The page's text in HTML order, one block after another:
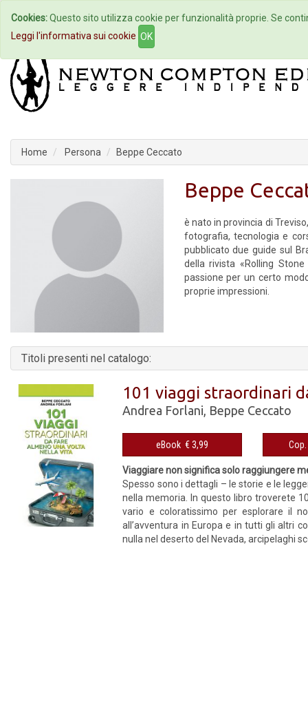
Home Autori Eventi
Home Persona Beppe Ceccato
Beppe
è nato in provincia di
fotografia, tecnologia e
pubblicato due guide sul
della rivista «Rolling
passione per un certo
proprie impressioni.
Titoli presenti nel catalogo:
101 viaggi straordinari
Andrea Forlani Beppe Ceccato
eBook € 3,99
Viaggiare non significa solo raggiungere
Spesso sono i dettagli – le storie e le
nella memoria. In questo libro troverete
vario e coloratissimo per esplorare il
all’avventura in Europa e in tutti gli altri
nulla nel deserto del Nevada, arcipelaghi
Cookies:Questo sito utilizza cookie per funzionalità proprie. Se
Leggi l'informativa sui cookie OK